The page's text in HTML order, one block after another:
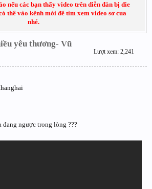
nếu các bạn thấy video trên diễn đàn bị die
thể vào kênh mới để tìm xem video sơ cua
nhé.
yêu thương- Vũ
Lượt xem: 2,241
đang ngược trong lòng ???